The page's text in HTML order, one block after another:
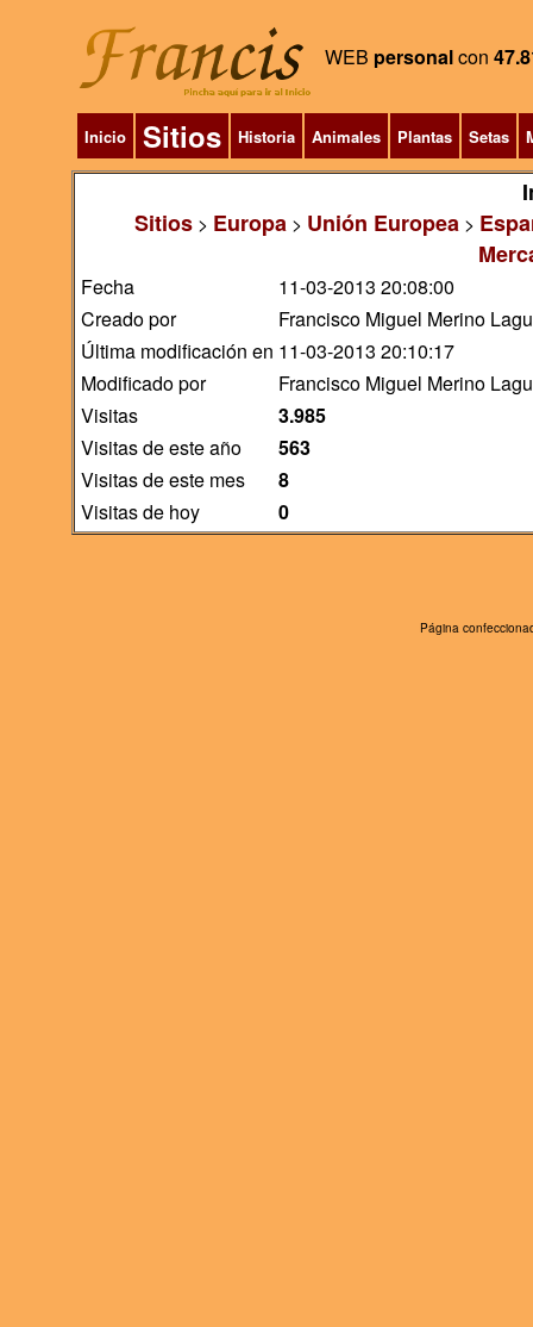
WEB personalcon
Inicio Sitios Historia Animales Plantas Setas
Sitios > Europa > Unión Europea >
Fecha
11-03-2013 20:08:00
Creado por
Francisco Miguel Merino
Última modificación en 11-03-2013 20:10:17
Modificado por
Francisco Miguel Merino
Visitas
3.985
Visitas de este año
563
Visitas de este mes
8
Visitas de hoy
0
Página